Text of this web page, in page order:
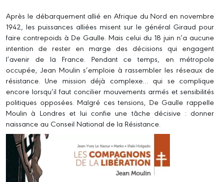
Après le débarquement allié en Afrique du Nord en novembre
1942, les puissances alliées misent sur le général Giraud pour
faire contrepoids à De Gaulle. Mais celui du 18 juin n’a aucune
intention de rester en marge des décisions qui engagent
l’avenir de la France. Pendant ce temps, en métropole
occupée, Jean Moulin s’emploie à rassembler les réseaux de
résistance. Une mission déjà complexe… qui se complique
encore lorsqu’il faut concilier mouvements armés et sensibilités
politiques opposées. Malgré ces tensions, De Gaulle rappelle
Moulin à Londres et lui confie une tâche décisive : donner
naissance au Conseil National de la Résistance.